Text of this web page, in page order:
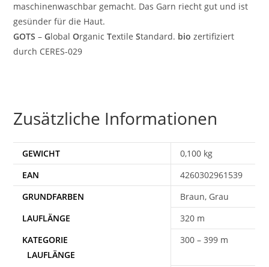
maschinenwaschbar gemacht. Das Garn riecht gut und ist
gesünder für die Haut.
GOTS –GlobalOrganicTextileStandard. bio zertifiziert
durch CERES-029
Zusätzliche Informationen
GEWICHT
0,100 kg
EAN
4260302961539
Braun, Grau
320 m
300 – 399 m